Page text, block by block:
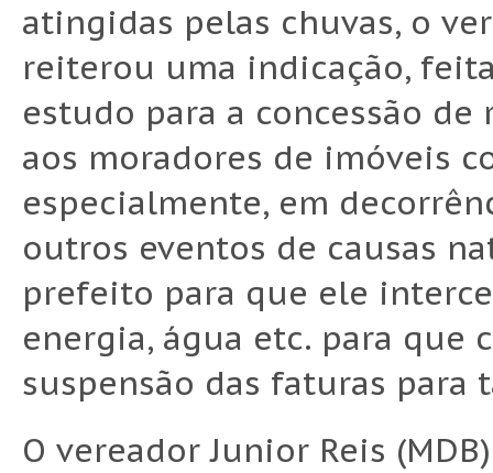
atingidas pelas chuvas, o
reiterou uma indicação,
estudo para a concessão
aos moradores de imóveis
especialmente, em
outros eventos de causas
prefeito para que ele
energia, água etc. para que
suspensão das faturas para
O vereador Junior Reis